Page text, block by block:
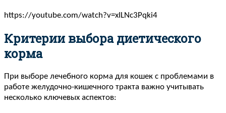
https://youtube.com/watch?v=xILNc3Pqki4
Критерии выбора диетического
корма
При выборе лечебного корма для кошек с проблемами в
работе желудочно-кишечного тракта важно учитывать
несколько ключевых аспектов: